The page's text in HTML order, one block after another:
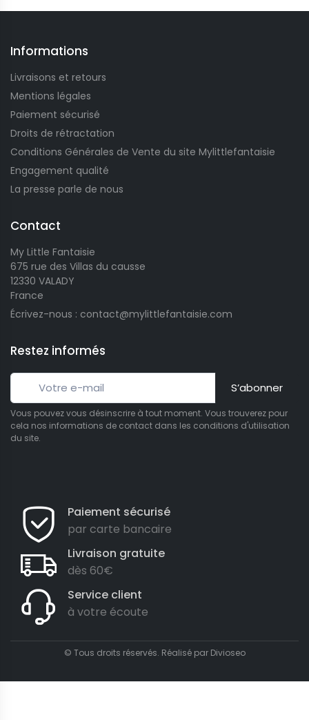
Informations
Livraisons et retours
Mentions légales
Paiement sécurisé
Droits de rétractation
Conditions Générales de Vente du site Mylittlefantaisie
Engagement qualité
La presse parle de nous
Contact
My Little Fantaisie
675 rue des Villas du causse
12330 VALADY
France
Écrivez-nous : contact@mylittlefantaisie.com
Restez informés
S’abonner
Vous pouvez vous désinscrire à tout moment. Vous trouverez pour
cela nos informations de contact dans les conditions d'utilisation
du site.
Paiement sécurisé
par carte bancaire
Livraison gratuite
dès 60€
Service client
à votre écoute
© Tous droits réservés. Réalisé par Divioseo